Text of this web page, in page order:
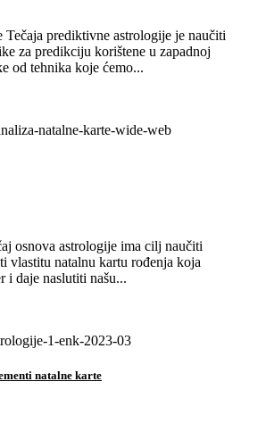
prediktivne astrologije je naučiti
za predikciju korištene u zapadnoj
od tehnika koje ćemo...
osnova astrologije ima cilj naučiti
vlastitu natalnu kartu rođenja koja
i daje naslutiti našu...
natalne karte